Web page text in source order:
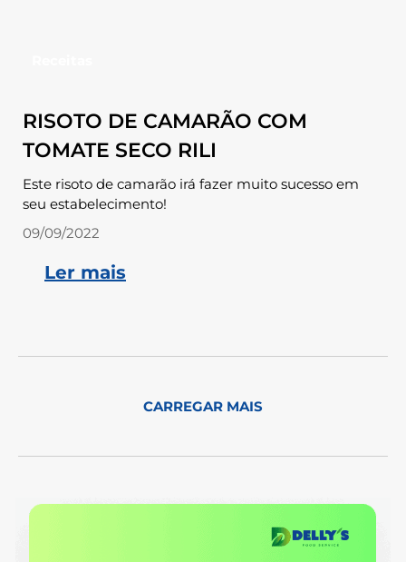
RISOTO DE CAMARÃO COM
TOMATE SECO RILI
Este risoto de camarão irá fazer muito sucesso em
seu estabelecimento!
09/09/2022
Ler mais
CARREGAR MAIS